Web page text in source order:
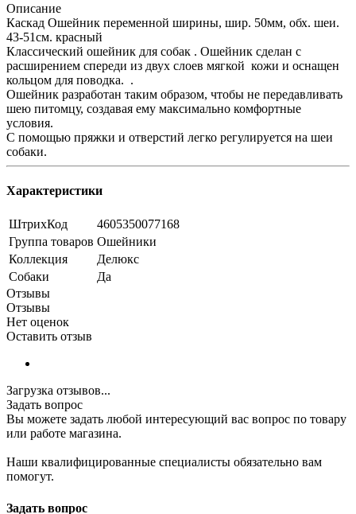
Описание
Каскад Ошейник переменной ширины, шир. 50мм, обх. шеи.
43-51см. красный
Классический ошейник для собак . Ошейник сделан с
расширением спереди из двух слоев мягкой кожи и оснащен
кольцом для поводка. .
Ошейник разработан таким образом, чтобы не передавливать
шею питомцу, создавая ему максимально комфортные
условия.
С помощью пряжки и отверстий легко регулируется на шеи
собаки.
Характеристики
ШтрихКод
4605350077168
Группа товаров Ошейники
Коллекция
Делюкс
Собаки
Да
Отзывы
Отзывы
Нет оценок
Оставить отзыв
Загрузка отзывов...
Задать вопрос
Вы можете задать любой интересующий вас вопрос по товару
или работе магазина.
Наши квалифицированные специалисты обязательно вам
помогут.
Задать вопрос